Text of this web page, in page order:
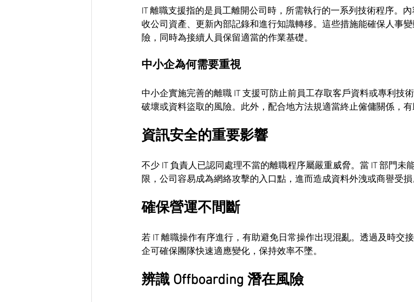
IT 離職支援指的是員工離開公司時，所需執行的一系列技術程序。
收公司資產、更新內部記錄和進行知識轉移。這些措施能確保人事
險，同時為接續人員保留適當的作業基礎。
中小企為何需要重視
中小企實施完善的離職 IT 支援可防止前員工存取客戶資料或專利技
破壞或資料盜取的風險。此外，配合地方法規適當終止僱傭關係，有
資訊安全的重要影響
不少 IT 負責人已認同處理不當的離職程序屬嚴重威脅。當 IT 部門未
限，公司容易成為網絡攻擊的入口點，進而造成資料外洩或商譽受損
確保營運不間斷
若 IT 離職操作有序進行，有助避免日常操作出現混亂。透過及時交
企可確保團隊快速適應變化，保持效率不墜。
辨識 Offboarding 潛在風險